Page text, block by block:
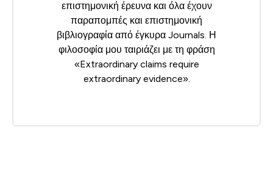
επιστημονική έρευνα και όλα έχουν
παραπομπές και επιστημονική
βιβλιογραφία από έγκυρα Journals. Η
φιλοσοφία μου ταιριάζει με τη φράση
«Extraordinary claims require
extraordinary evidence».